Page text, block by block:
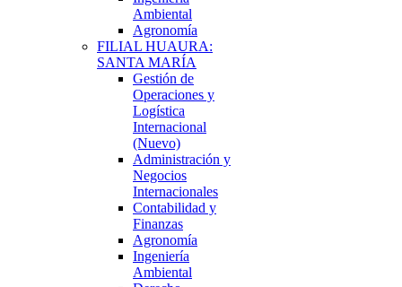
Ambiental
Agronomía
FILIAL HUAURA:
SANTA MARÍA
Gestión de
Operaciones y
Logística
Internacional
(Nuevo)
Administración y
Negocios
Internacionales
Contabilidad y
Finanzas
Agronomía
Ingeniería
Ambiental